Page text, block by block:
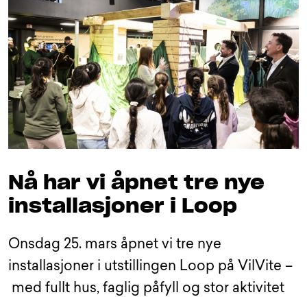
Ansatte
Bærekraftig VilVite
Partnere
Eiere og styret
Kontakt oss
Nå har vi åpnet tre nye
installasjoner i Loop
Onsdag 25. mars åpnet vi tre nye
installasjoner i utstillingen Loop på VilVite –
med fullt hus, faglig påfyll og stor aktivitet